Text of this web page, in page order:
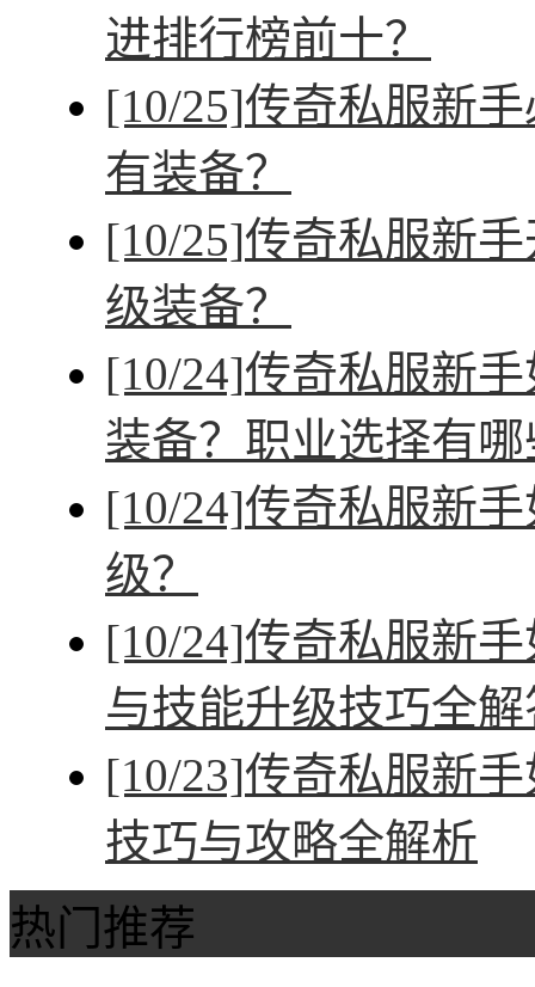
进排行榜前十？
[10/25]传奇私服新
有装备？
[10/25]传奇私服新
级装备？
[10/24]传奇私服新
装备？职业选择有
[10/24]传奇私服新
级？
[10/24]传奇私服新
与技能升级技巧全解
[10/23]传奇私服新
技巧与攻略全解析
热门推荐